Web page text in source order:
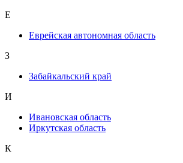
Е
Еврейская автономная область
З
Забайкальский край
И
Ивановская область
Иркутская область
К